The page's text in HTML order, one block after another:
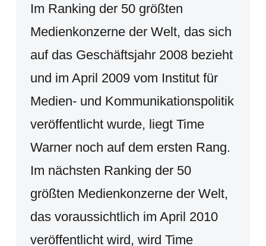
Im Ranking der 50 größten
Medienkonzerne der Welt, das sich
auf das Geschäftsjahr 2008 bezieht
und im April 2009 vom Institut für
Medien- und Kommunikationspolitik
veröffentlicht wurde, liegt Time
Warner noch auf dem ersten Rang.
Im nächsten Ranking der 50
größten Medienkonzerne der Welt,
das voraussichtlich im April 2010
veröffentlicht wird, wird Time